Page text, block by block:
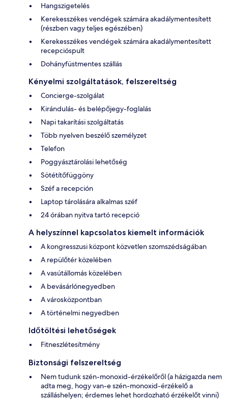
Hangszigetelés
Kerekesszékes vendégek számára akadálymentesített
(részben vagy teljes egészében)
Kerekesszékes vendégek számára akadálymentesített
recepcióspult
Dohányfüstmentes szállás
Kényelmi szolgáltatások, felszereltség
Concierge-szolgálat
Kirándulás- és belépőjegy-foglalás
Napi takarítási szolgáltatás
Több nyelven beszélő személyzet
Telefon
Poggyásztárolási lehetőség
Sötétítőfüggöny
Széf a recepción
Laptop tárolására alkalmas széf
24 órában nyitva tartó recepció
A helyszínnel kapcsolatos kiemelt információk
A kongresszusi központ közvetlen szomszédságában
A repülőtér közelében
A vasútállomás közelében
A bevásárlónegyedben
A városközpontban
A történelmi negyedben
Időtöltési lehetőségek
Fitneszlétesítmény
Biztonsági felszereltség
Nem tudunk szén-monoxid-érzékelőről (a házigazda nem
adta meg, hogy van-e szén-monoxid-érzékelő a
szálláshelyen; érdemes lehet hordozható érzékelőt vinni)